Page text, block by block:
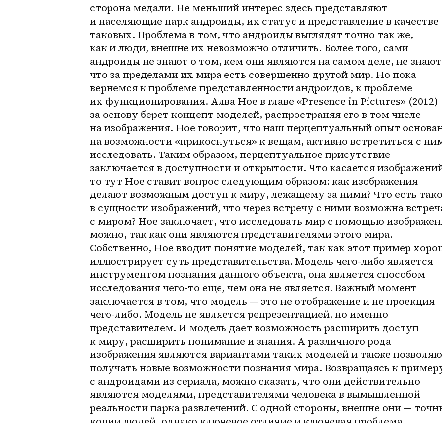
сторона медали. Не меньший интерес здесь представляют
и населяющие парк андроиды, их статус и представление в качестве
таковых. Проблема в том, что андроиды выглядят точно так же,
как и люди, внешне их невозможно отличить. Более того, сами
андроиды не знают о том, кем они являются на самом деле, не
что за пределами их мира есть совершенно другой мир. Но пока
вернемся к проблеме представленности андроидов, к проблеме
их функционирования. Алва Ное в главе «Presence in Pictures» (2012)
за основу берет концепт моделей, распространяя его в том числе
на изображения. Ное говорит, что наш перцептуальный опыт
на возможности «прикоснуться» к вещам, активно встретиться с
исследовать. Таким образом, перцептуальное присутствие
заключается в доступности и открытости. Что касается
то тут Ное ставит вопрос следующим образом: как изображения
делают возможным доступ к миру, лежащему за ними? Что есть
в сущности изображений, что через встречу с ними возможна
с миром? Ное заключает, что исследовать мир с помощью
можно, так как они являются представителями этого мира.
Собственно, Ное вводит понятие моделей, так как этот пример
иллюстрирует суть представительства. Модель чего-либо является
инструментом познания данного объекта, она является способом
исследования чего-то еще, чем она не является. Важный момент
заключается в том, что модель — это не отображение и не проекция
чего-либо. Модель не является репрезентацией, но именно
представителем. И модель дает возможность расширить доступ
к миру, расширить понимание и знания. А различного рода
изображения являются вариантами таких моделей и также
получать новые возможности познания мира. Возвращаясь к
с андроидами из сериала, можно сказать, что они действительно
являются моделями, представителями человека в вымышленной
реальности парка развлечений. С одной стороны, внешне они —